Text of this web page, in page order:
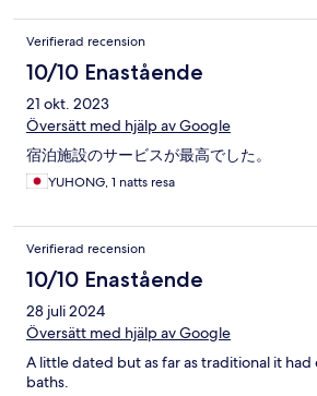
Verifierad recension
10/10 Enastående
21 okt. 2023
Översätt med hjälp av Google
宿泊施設のサービスが最高でした。
YUHONG, 1 natts resa
Verifierad recension
10/10 Enastående
28 juli 2024
Översätt med hjälp av Google
A little dated but as far as traditional it
baths.